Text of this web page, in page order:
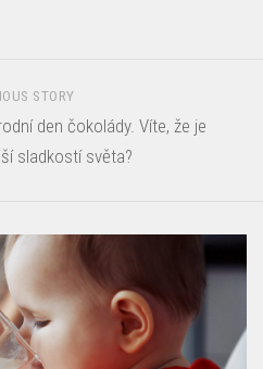
STORY
den čokolády. Víte, že je
sladkostí světa?